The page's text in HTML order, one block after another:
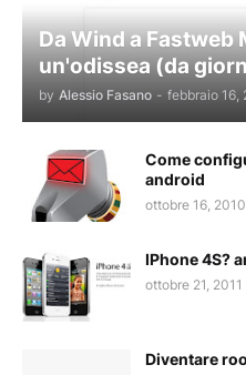
Da Wind a Fastweb
un'odissea (da
by Alessio Fasano - febbraio 16,
Come
android
ottobre 16, 2010
IPhone 4S?
ottobre 21, 2011
Diventare